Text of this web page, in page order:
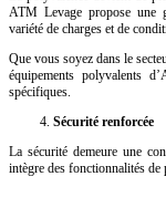
ATM Levage propose une
variété de charges et de
Que vous soyez dans le
équipements polyvalents
spécifiques.
Sécurité renforcée
La sécurité demeure une
intègre des fonctionnalités